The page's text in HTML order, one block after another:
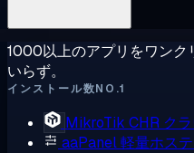
1000以上のアプリをワンク
いらず。
インストール数NO.1
MikroTik CHR ク
aaPanel軽量ホス